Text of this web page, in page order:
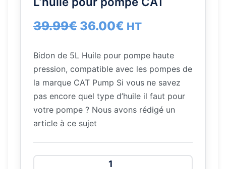
39.99€ L
p
r
i
i
36.00€ L
p
r
i
a
HT
Bidon de 5L Huile pour pompe haute
pression, compatible avec les pompes de
la marque CAT Pump Si vous ne savez
pas encore quel type d’huile il faut pour
votre pompe ? Nous avons rédigé un
article à ce sujet